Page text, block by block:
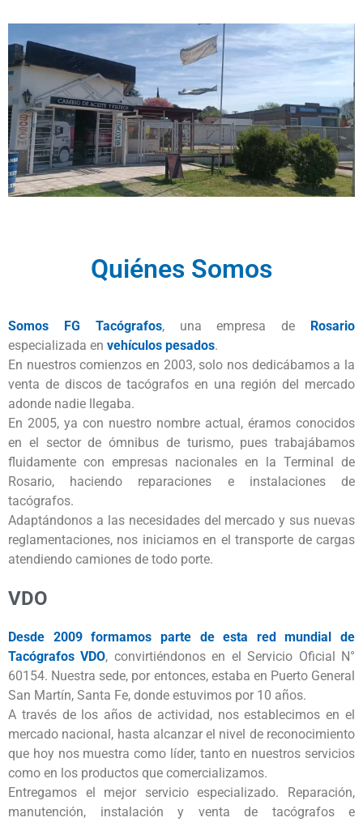
Quiénes Somos
Somos FG Tacógrafos, una empresa de Rosario
especializada en vehículos pesados.
En nuestros comienzos en 2003, solo nos dedicábamos a la
venta de discos de tacógrafos en una región del mercado
adonde nadie llegaba.
En 2005, ya con nuestro nombre actual, éramos conocidos
en el sector de ómnibus de turismo, pues trabajábamos
fluidamente con empresas nacionales en la Terminal de
Rosario, haciendo reparaciones e instalaciones de
tacógrafos.
Adaptándonos a las necesidades del mercado y sus nuevas
reglamentaciones, nos iniciamos en el transporte de cargas
atendiendo camiones de todo porte.
VDO
Desde 2009 formamos parte de esta red mundial de
Tacógrafos VDO, convirtiéndonos en el Servicio Oficial N°
60154. Nuestra sede, por entonces, estaba en Puerto General
San Martín, Santa Fe, donde estuvimos por 10 años.
A través de los años de actividad, nos establecimos en el
mercado nacional, hasta alcanzar el nivel de reconocimiento
que hoy nos muestra como líder, tanto en nuestros servicios
como en los productos que comercializamos.
Entregamos el mejor servicio especializado. Reparación,
manutención, instalación y venta de tacógrafos e